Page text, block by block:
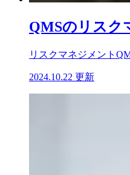
QMSのリスク
リスクマネジメント
2024.10.22 更新